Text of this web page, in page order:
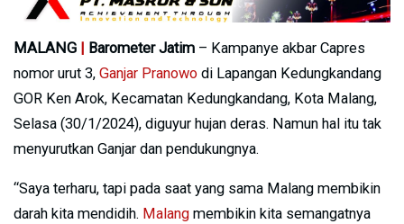
MALANG Barometer Jatim – Kampanye akbar Capres
nomor urut 3, Ganjar Pranowo di Lapangan Kedungkandang
GOR Ken Arok, Kecamatan Kedungkandang, Kota Malang,
Selasa (30/1/2024), diguyur hujan deras. Namun hal itu tak
menyurutkan Ganjar dan pendukungnya.
“Saya terharu, tapi pada saat yang sama Malang membikin
darah kita mendidih. Malang membikin kita semangatnya